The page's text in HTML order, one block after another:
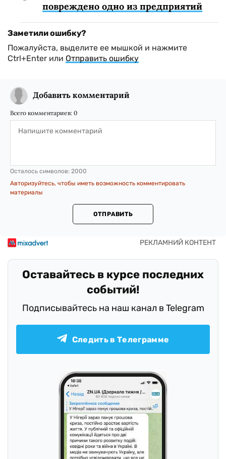
повреждено одно из предприятий
Заметили ошибку?
Пожалуйста, выделите ее мышкой и нажмите
Ctrl+Enter или Отправить ошибку
Добавить комментарий
Всего комментариев: 0
Осталось символов: 2000
Авторизуйтесь, чтобы иметь возможность комментировать
материалы
ОТПРАВИТЬ
Оставайтесь в курсе последних
событий!
Подписывайтесь на наш канал в Telegram
Следить в Телеграмме